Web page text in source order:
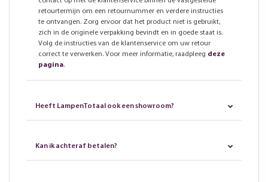
retourtermijn om een retournummer en verdere instructies
te ontvangen. Zorg ervoor dat het product niet is gebruikt,
zich in de originele verpakking bevindt en in goede staat is.
Volg de instructies van de klantenservice om uw retour
correct te verwerken. Voor meer informatie, raadpleeg deze
pagina.
Heeft LampenTotaal ook een showroom?
Kan ik achteraf betalen?